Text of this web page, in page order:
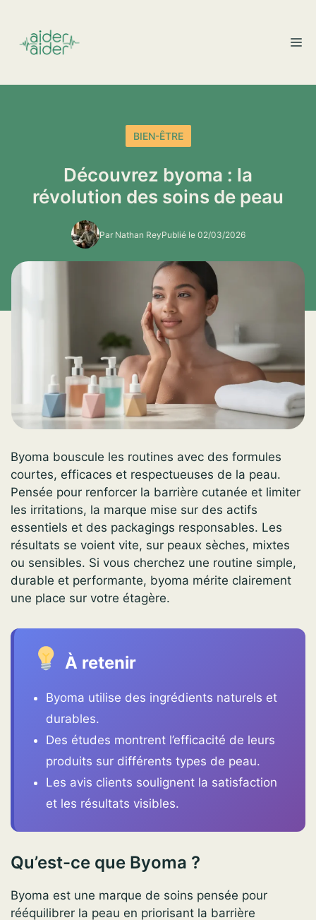
contenu
BIEN-ÊTRE
Découvrez byoma : la
révolution des soins de peau
Par Nathan ReyPublié le 02/03/2026
Byoma bouscule les routines avec des formules
courtes, efficaces et respectueuses de la peau.
Pensée pour renforcer la barrière cutanée et limiter
les irritations, la marque mise sur des actifs
essentiels et des packagings responsables. Les
résultats se voient vite, sur peaux sèches, mixtes
ou sensibles. Si vous cherchez une routine simple,
durable et performante, byoma mérite clairement
une place sur votre étagère.
À retenir
Byoma utilise des ingrédients naturels et
durables.
Des études montrent l’efficacité de leurs
produits sur différents types de peau.
Les avis clients soulignent la satisfaction
et les résultats visibles.
Qu’est-ce que Byoma ?
Byoma est une marque de soins pensée pour
rééquilibrer la peau en priorisant la barrière